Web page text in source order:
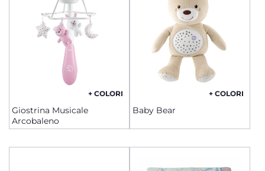
+ COLORI
Giostrina Musicale
Arcobaleno
+ COLORI
Baby Bear